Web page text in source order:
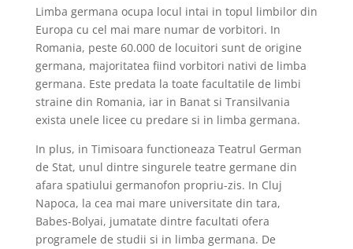
Limba germana ocupa locul intai in topul limbilor din
Europa cu cel mai mare numar de vorbitori. In
Romania, peste 60.000 de locuitori sunt de origine
germana, majoritatea fiind vorbitori nativi de limba
germana. Este predata la toate facultatile de limbi
straine din Romania, iar in Banat si Transilvania
exista unele licee cu predare si in limba germana.
In plus, in Timisoara functioneaza Teatrul German
de Stat, unul dintre singurele teatre germane din
afara spatiului germanofon propriu-zis. In Cluj
Napoca, la cea mai mare universitate din tara,
Babes-Bolyai, jumatate dintre facultati ofera
programele de studii si in limba germana. De